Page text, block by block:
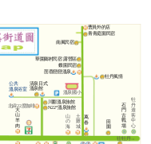
南風民宿
蝶園民宿
公共
溫泉浴室
茴香戀戀溫泉
牡丹風情
溫泉國小
清泉日式
溫泉館
大
山
羊
肉
萬
春
土
雞
城
往牡丹→
石
門
古
戰
場
田
園
華園鄉村民宿 露營區
N22°溫泉旅館
川酈溫泉旅館
山
の
海
北緯22度咖啡
曹員外的店
青青庭園民宿
牡
丹
遊
客
中
心